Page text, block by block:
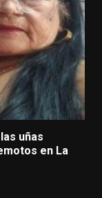
uñas
en La